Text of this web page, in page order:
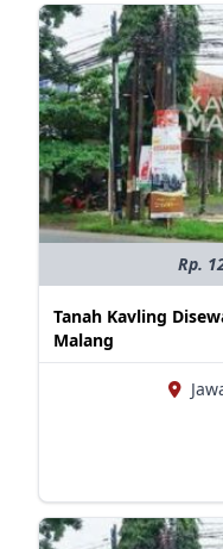
Rp.
Tanah Kavling
Malang